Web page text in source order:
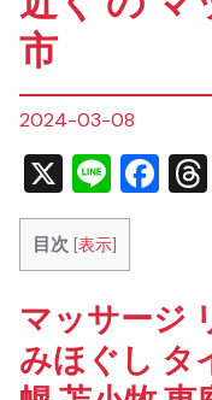
市
2024-03-08
X Line
目次 [表示]
マッサージ
みほぐし タ